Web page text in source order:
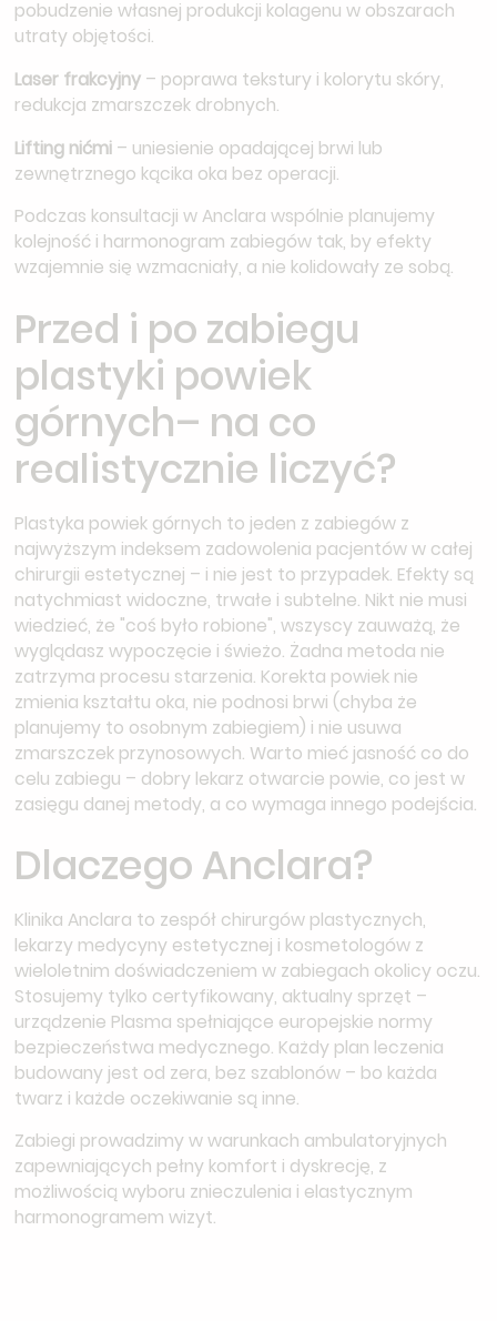
pobudzenie własnej produkcji kolagenu w obszarach
utraty objętości.
Laser frakcyjny – poprawa tekstury i kolorytu skóry,
redukcja zmarszczek drobnych.
Lifting nićmi – uniesienie opadającej brwi lub
zewnętrznego kącika oka bez operacji.
Podczas konsultacji w Anclara wspólnie planujemy
kolejność i harmonogram zabiegów tak, by efekty
wzajemnie się wzmacniały, a nie kolidowały ze sobą.
Przed i po zabiegu
plastyki powiek
górnych– na co
realistycznie liczyć?
Plastyka powiek górnych to jeden z zabiegów z
najwyższym indeksem zadowolenia pacjentów w całej
chirurgii estetycznej – i nie jest to przypadek. Efekty są
natychmiast widoczne, trwałe i subtelne. Nikt nie musi
wiedzieć, że "coś było robione", wszyscy zauważą, że
wyglądasz wypoczęcie i świeżo. Żadna metoda nie
zatrzyma procesu starzenia. Korekta powiek nie
zmienia kształtu oka, nie podnosi brwi (chyba że
planujemy to osobnym zabiegiem) i nie usuwa
zmarszczek przynosowych. Warto mieć jasność co do
celu zabiegu – dobry lekarz otwarcie powie, co jest w
zasięgu danej metody, a co wymaga innego podejścia.
Dlaczego Anclara?
Klinika Anclara to zespół chirurgów plastycznych,
lekarzy medycyny estetycznej i kosmetologów z
wieloletnim doświadczeniem w zabiegach okolicy oczu.
Stosujemy tylko certyfikowany, aktualny sprzęt –
urządzenie Plasma spełniające europejskie normy
bezpieczeństwa medycznego. Każdy plan leczenia
budowany jest od zera, bez szablonów – bo każda
twarz i każde oczekiwanie są inne.
Zabiegi prowadzimy w warunkach ambulatoryjnych
zapewniających pełny komfort i dyskrecję, z
możliwością wyboru znieczulenia i elastycznym
harmonogramem wizyt.